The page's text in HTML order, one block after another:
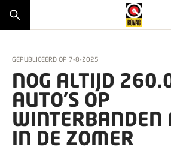
GEPUBLICEERD OP 7-8-2025
NOG ALTIJD
AUTO’S OP
WINTERBANDEN
IN DE ZOMER